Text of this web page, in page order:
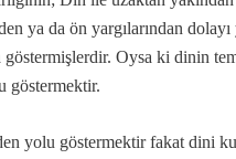
ya da ön yargılarından
Oysa ki dinin
göstermektir.
yolu göstermektir fakat dini